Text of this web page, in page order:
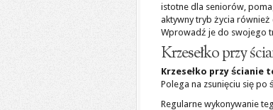
istotne dla seniorów,
aktywny tryb życia
Wprowadź je do swojego
Krzesełko przy
Krzesełko przy ścianie
Polega na zsunięciu się
Regularne wykonywanie